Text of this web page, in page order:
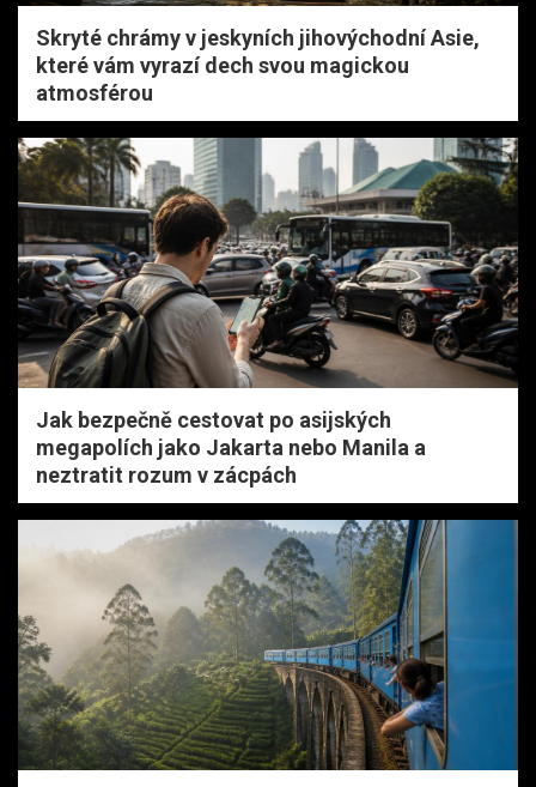
Skryté chrámy v jeskyních jihovýchodní Asie,
které vám vyrazí dech svou magickou
atmosférou
Jak bezpečně cestovat po asijských
megapolích jako Jakarta nebo Manila a
neztratit rozum v zácpách